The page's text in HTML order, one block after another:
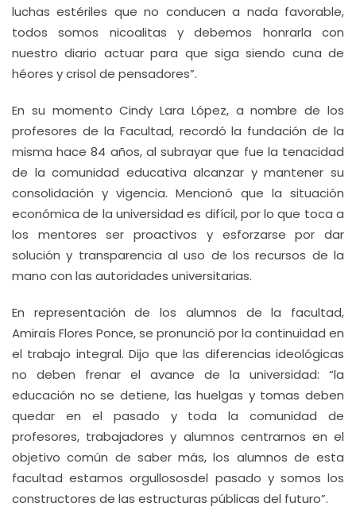
luchas estériles que no conducen a nada favorable,
todos somos nicoalitas y debemos honrarla con
nuestro diario actuar para que siga siendo cuna de
héores y crisol de pensadores”.
En su momento Cindy Lara López, a nombre de los
profesores de la Facultad, recordó la fundación de la
misma hace 84 años, al subrayar que fue la tenacidad
de la comunidad educativa alcanzar y mantener su
consolidación y vigencia. Mencionó que la situación
económica de la universidad es difícil, por lo que toca a
los mentores ser proactivos y esforzarse por dar
solución y transparencia al uso de los recursos de la
mano con las autoridades universitarias.
En representación de los alumnos de la facultad,
Amiraís Flores Ponce, se pronunció por la continuidad en
el trabajo integral. Dijo que las diferencias ideológicas
no deben frenar el avance de la universidad: “la
educación no se detiene, las huelgas y tomas deben
quedar en el pasado y toda la comunidad de
profesores, trabajadores y alumnos centrarnos en el
objetivo común de saber más, los alumnos de esta
facultad estamos orgullososdel pasado y somos los
constructores de las estructuras públicas del futuro”.